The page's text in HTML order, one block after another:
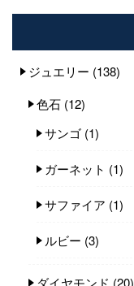
ジュエリー (138)
色石 (12)
サンゴ (1)
ガーネット (1)
サファイア (1)
ルビー (3)
ダイヤモンド (20)